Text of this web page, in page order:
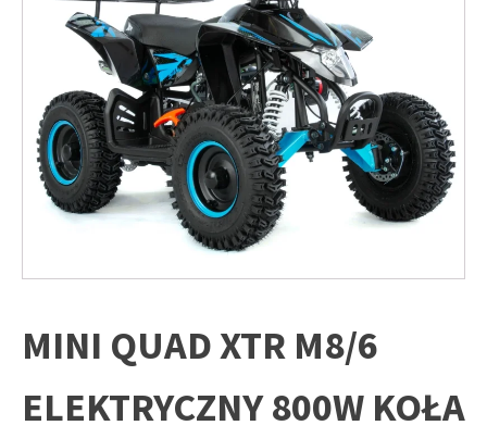
MINI QUAD XTR M8/6
ELEKTRYCZNY 800W KOŁA